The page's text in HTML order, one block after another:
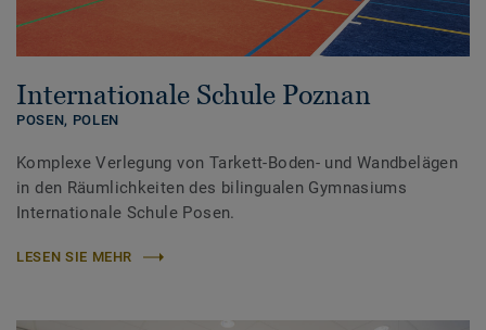
Internationale Schule Poznan
POSEN, POLEN
Komplexe Verlegung von Tarkett-Boden- und Wandbelägen
in den Räumlichkeiten des bilingualen Gymnasiums
Internationale Schule Posen.
LESEN SIE MEHR